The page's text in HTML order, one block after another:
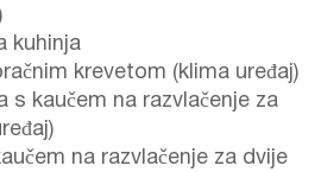
kuhinja
krevetom (klima uređaj)
s kaučem na razvlačenje za
na razvlačenje za dvije